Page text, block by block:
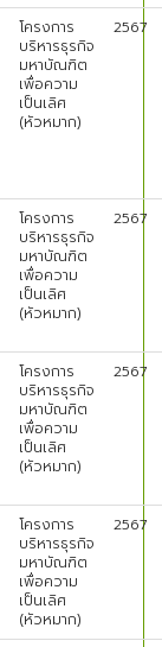
โครงการ
บริหารธุรกิจ
มหาบัณฑิต
เพื่อความ
เป็นเลิศ
(หัวหมาก)
2567
โครงการ
บริหารธุรกิจ
มหาบัณฑิต
เพื่อความ
เป็นเลิศ
(หัวหมาก)
2567
โครงการ
บริหารธุรกิจ
มหาบัณฑิต
เพื่อความ
เป็นเลิศ
(หัวหมาก)
2567
โครงการ
บริหารธุรกิจ
มหาบัณฑิต
เพื่อความ
เป็นเลิศ
(หัวหมาก)
2567